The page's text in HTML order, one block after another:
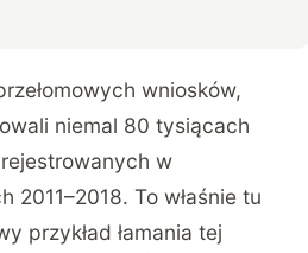
wniosków,
niemal 80 tysiącach
w
2011–2018. To właśnie tu
przykład łamania tej